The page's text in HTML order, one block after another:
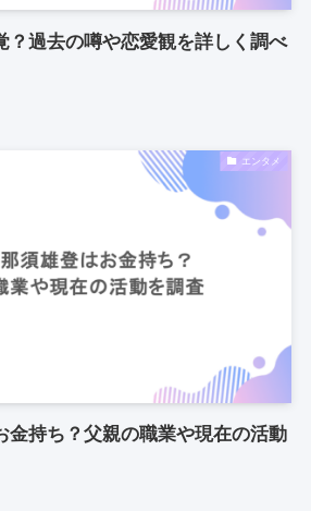
？過去の噂や恋愛観を詳しく調べ
エンタメ
金持ち？父親の職業や現在の活動